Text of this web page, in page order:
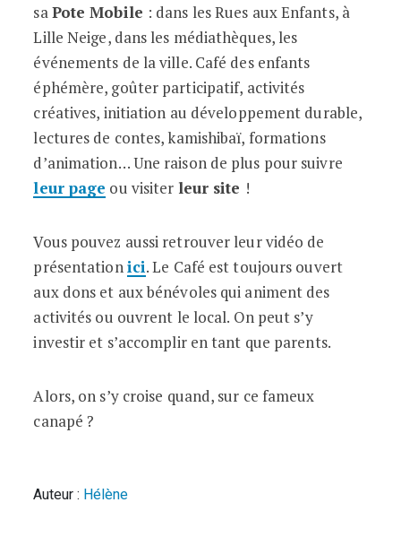
sa Pote Mobile : dans les Rues aux Enfants, à
Lille Neige, dans les médiathèques, les
événements de la ville. Café des enfants
éphémère, goûter participatif, activités
créatives, initiation au développement durable,
lectures de contes, kamishibaï, formations
d’animation… Une raison de plus pour suivre
leur page ou visiter leur site !
Vous pouvez aussi retrouver leur vidéo de
présentation ici. Le Café est toujours ouvert
aux dons et aux bénévoles qui animent des
activités ou ouvrent le local. On peut s’y
investir et s’accomplir en tant que parents.
Alors, on s’y croise quand, sur ce fameux
canapé ?
Auteur : Hélène